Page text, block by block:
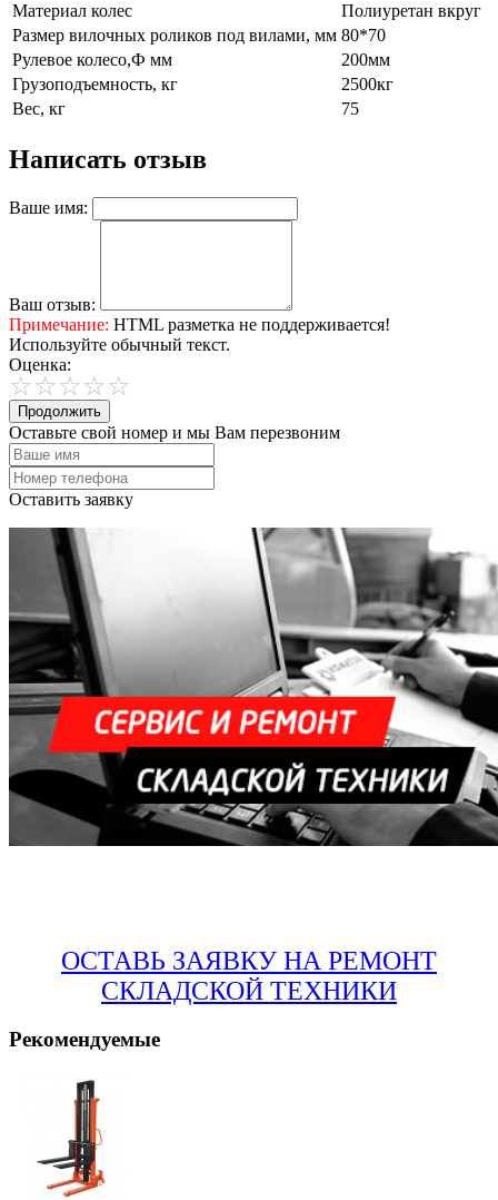
Материал колес
Полиуретан вкруг
Размер вилочных роликов под вилами, мм 80*70
Рулевое колесо,Ф мм
200мм
Грузоподъемность, кг
2500кг
Вес, кг
75
Написать отзыв
Ваше имя:
Ваш отзыв:
Примечание: HTML разметка не поддерживается!
Используйте обычный текст.
Оценка:
Продолжить
Оставьте свой номер и мы Вам перезвоним
Оставить заявку
ОСТАВЬ ЗАЯВКУ НА РЕМОНТ
СКЛАДСКОЙ ТЕХНИКИ
Рекомендуемые